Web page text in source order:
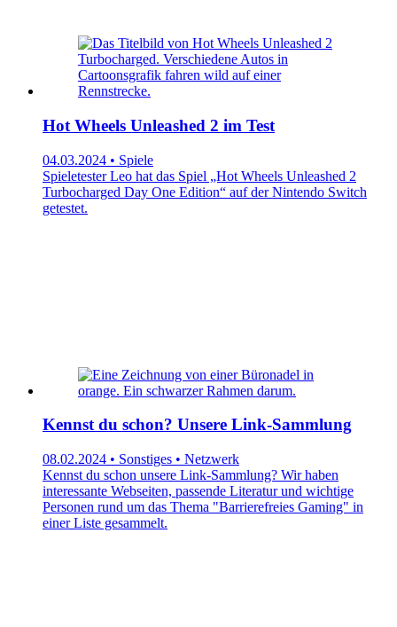
Hot Wheels Unleashed 2 im Test
04.03.2024 • Spiele
Spieletester Leo hat das Spiel „Hot Wheels Unleashed 2
Turbocharged Day One Edition“ auf der Nintendo Switch
getestet.
Kennst du schon? Unsere Link-Sammlung
08.02.2024 • Sonstiges • Netzwerk
Kennst du schon unsere Link-Sammlung? Wir haben
interessante Webseiten, passende Literatur und wichtige
Personen rund um das Thema "Barrierefreies Gaming" in
einer Liste gesammelt.